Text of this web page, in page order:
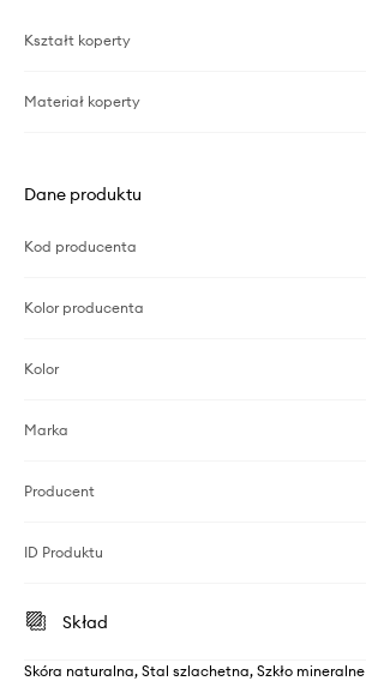
Kształt koperty
Materiał koperty
Dane produktu
Kod producenta
Kolor producenta
Kolor
Marka
Producent
ID Produktu
Skład
Skóra naturalna, Stal szlachetna, Szkło mineralne